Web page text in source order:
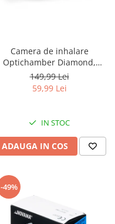
Camera de inhalare
Optichamber Diamond,
Philips Respironics, fara
masca
149,99 Lei
59,99 Lei
IN STOC
ADAUGA IN COS
-49%